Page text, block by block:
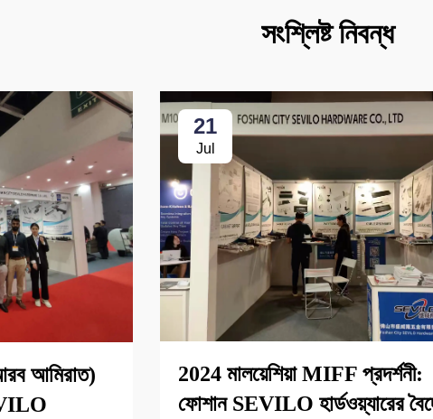
সংশ্লিষ্ট নিবন্ধ
আমিরাত)
21
Jul
2024 মালয়েশিয়া MIFF প্রদর্শনী:
ফোশান SEVILO হার্ডওয়্যারের